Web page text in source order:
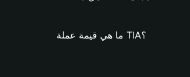
ما هي قيمة عملة TIA؟